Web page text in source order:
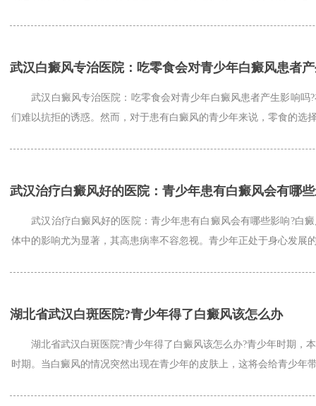
武汉白癜风专治医院：吃零食会对青少年白癜风患者
武汉白癜风专治医院：吃零食会对青少年白癜风患者产生影响吗?
们难以抗拒的诱惑。然而，对于患有白癜风的青少年来说，零食的选
武汉治疗白癜风好的医院：青少年患有白癜风会有哪
武汉治疗白癜风好的医院：青少年患有白癜风会有哪些影响?白癜
体中的影响尤为显著，其高患病率不容忽视。青少年正处于身心发展
湖北省武汉白斑医院?青少年得了白癜风该怎么办
湖北省武汉白斑医院?青少年得了白癜风该怎么办?青少年时期，
时期。当白癜风的情况突然出现在青少年的皮肤上，这将会给青少年